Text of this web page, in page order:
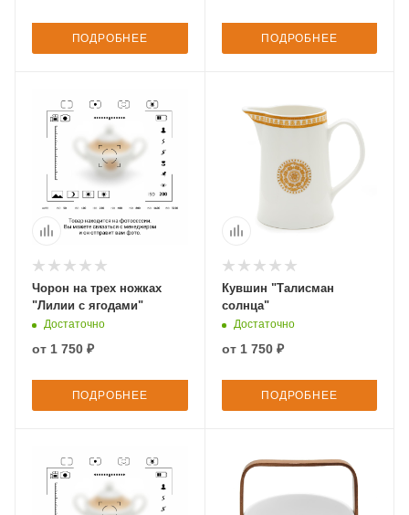
ПОДРОБНЕЕ ПОДРОБНЕЕ
Чорон на трех ножках
"Лилии с ягодами"
Достаточно
от 1 750 ₽
ПОДРОБНЕЕ
Кувшин "Талисман
солнца"
Достаточно
от 1 750 ₽
ПОДРОБНЕЕ